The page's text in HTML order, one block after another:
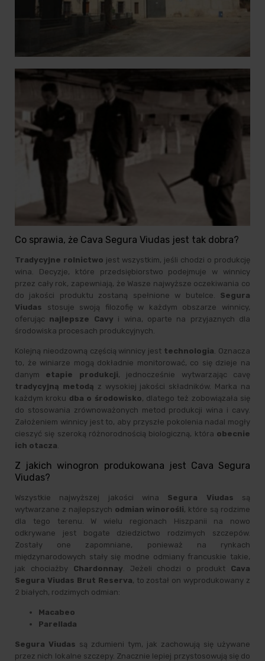
Co sprawia, że Cava Segura Viudas jest tak dobra?
Tradycyjne rolnictwo jest wszystkim, jeśli chodzi o produkcję
wina. Decyzje, które przedsiębiorstwo podejmuje w winnicy
przez cały rok, zapewniają, że Wasze najwyższe oczekiwania co
do jakości produktu zostaną spełnione w butelce. Segura
Viudas stosuje swoją filozofię w każdym obszarze winnicy,
oferując najlepsze Cavy i wina, oparte na przyjaznych dla
środowiska procesach produkcyjnych.
Kolejną nieodzowną częścią winnicy jest technologia . Oznacza
to, że winiarze mogą dokładnie monitorować, co się dzieje na
danym etapie produkcji, jednocześnie wytwarzając cavę
tradycyjną metodą z wysokiej jakości składników. Marka na
każdym kroku dba o środowisko, dlatego też zobowiązała się
do stosowania zrównoważonych metod produkcji wina i cavy.
Założeniem winnicy jest to, aby przyszłe pokolenia nadal mogły
cieszyć się szeroką różnorodnością biologiczną, która obecnie
ich otacza
Z jakich winogron produkowana jest Cava Segura
Viudas?
Wszystkie najwyższej jakości wina Segura Viudas są
wytwarzane z najlepszych odmian winorośli, które są rodzime
dla tego terenu. W wielu regionach Hiszpanii na nowo
odkrywane jest bogate dziedzictwo rodzimych szczepów.
Zostały one zapomniane, ponieważ na rynkach
międzynarodowych stały się modne odmiany francuskie takie,
jak chociażby Chardonnay . Jeżeli chodzi o produkt Cava
Segura Viudas Brut Reserva, to został on wyprodukowany z
2 białych, rodzimych odmian:
Macabeo
Parellada
Segura Viudas są zdumieni tym, jak zachowują się używane
przez nich lokalne szczepy. Znacznie lepiej przystosowują się do